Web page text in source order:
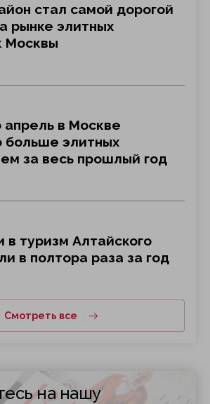
стал самой дорогой
рынке элитных
Москвы
апрель в Москве
больше элитных
за весь прошлый год
в туризм Алтайского
в полтора раза за год
Смотреть все
на нашу